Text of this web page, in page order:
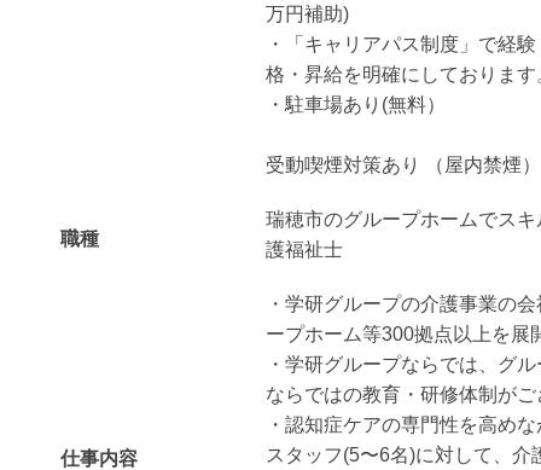
万円補助)
・「キャリアパス制度」で経
格・昇給を明確にしております
・駐車場あり(無料）
受動喫煙対策あり （屋内禁煙）
職種
瑞穂市のグループホームでス
護福祉士
仕事内容
・学研グループの介護事業の
ープホーム等300拠点以上を展
・学研グループならでは、グ
ならではの教育・研修体制が
・認知症ケアの専門性を高め
スタッフ(5〜6名)に対して、介